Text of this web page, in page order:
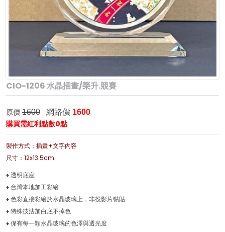
CIO-1206 水晶插畫/榮升.競賽
原價 1600 網路價 1600
購買需紅利點數0點
製作方式：插畫+文字內容
尺寸：12x13.5cm
♦ 透明底座
♦ 台灣本地加工彩繪
♦ 色彩直接彩繪於水晶玻璃上，非投影片黏貼
♦ 特殊技法加白底不掉色
♦ 保有每一顆水晶玻璃的色澤與透光度